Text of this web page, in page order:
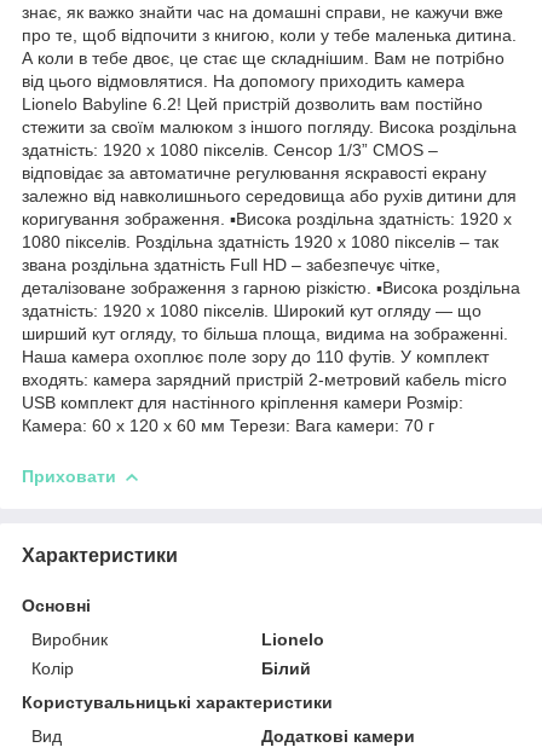
знає, як важко знайти час на домашні справи, не кажучи вже
про те, щоб відпочити з книгою, коли у тебе маленька дитина.
А коли в тебе двоє, це стає ще складнішим. Вам не потрібно
від цього відмовлятися. На допомогу приходить камера
Lionelo Babyline 6.2! Цей пристрій дозволить вам постійно
стежити за своїм малюком з іншого погляду. Висока роздільна
здатність: 1920 x 1080 пікселів. Сенсор 1/3” CMOS –
відповідає за автоматичне регулювання яскравості екрану
залежно від навколишнього середовища або рухів дитини для
коригування зображення. ▪️Висока роздільна здатність: 1920 x
1080 пікселів. Роздільна здатність 1920 x 1080 пікселів – так
звана роздільна здатність Full HD – забезпечує чітке,
деталізоване зображення з гарною різкістю. ▪️Висока роздільна
здатність: 1920 x 1080 пікселів. Широкий кут огляду — що
ширший кут огляду, то більша площа, видима на зображенні.
Наша камера охоплює поле зору до 110 футів. У комплект
входять: камера зарядний пристрій 2-метровий кабель micro
USB комплект для настінного кріплення камери Розмір:
Камера: 60 x 120 x 60 мм Терези: Вага камери: 70 г
Приховати
Характеристики
Основні
Виробник
Lionelo
Колір
Білий
Користувальницькі характеристики
Вид
Додаткові камери